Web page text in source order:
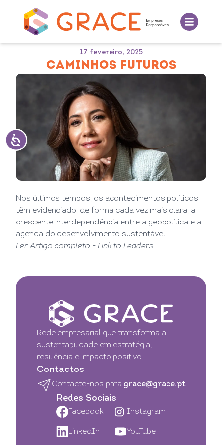
17 fevereiro, 2025
CAMINHOS FUTUROS
Nos últimos tempos, os acontecimentos políticos
têm evidenciado, de forma cada vez mais clara, a
crescente interdependência entre a geopolítica e a
agenda do desenvolvimento sustentável.
Ler Artigo completo - Link to Leaders
Rede empresarial que transforma a
sustentabilidade em estratégia,
resiliência e impacto positivo.
Contactos
Contacte-nos para:grace@grace.pt
Redes Sociais
Facebook Instagram
LinkedIn YouTube